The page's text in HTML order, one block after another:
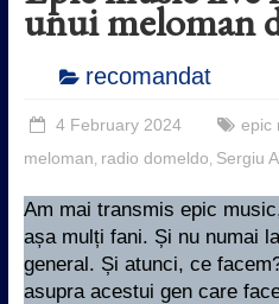
unui meloman
recomandat
4 February 2024 epic
meloman radio domeldo Sergiu
Am mai transmis epic
așa mulți fani. Și nu numai
general. Și atunci, ce
asupra acestui gen care